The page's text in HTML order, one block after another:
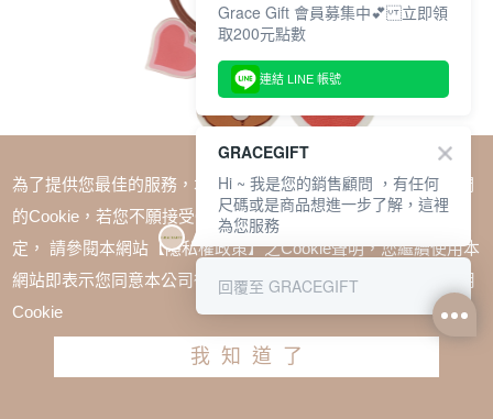
Care Bears-Cupid系列 溫柔小熊愛心絨毛鑰匙圈 棕
為了提供您最佳的服務，本網站會在您的電腦中放置並取用我們
的Cookie，若您不願接受Cookie時應如何變更電腦的Cookie設
定， 請參閱本網站【隱私權政策】之Cookie聲明，您繼續使用本
網站即表示您同意本公司得按本網站使用條款之Cookie聲明使用
Cookie
我知道了
Grace Gift 會員募集中💕 立即領
取200元點數
連結 LINE 帳號
GRACEGIFT
Hi ~ 我是您的銷售顧問 ，有任何
尺碼或是商品想進一步了解，這裡
為您服務
回覆至 GRACEGIFT